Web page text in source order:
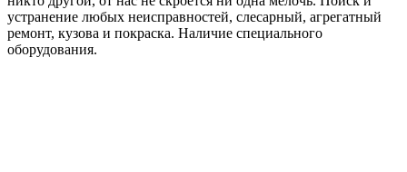
устранение любых неисправностей, слесарный, агрегатный
ремонт, кузова и покраска. Наличие специального
оборудования.